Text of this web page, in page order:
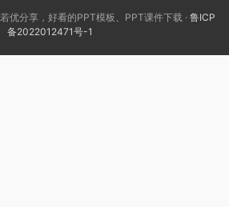
分享，好看的PPT模板、PPT课件下载 · 鲁ICP
备2022012471号-1